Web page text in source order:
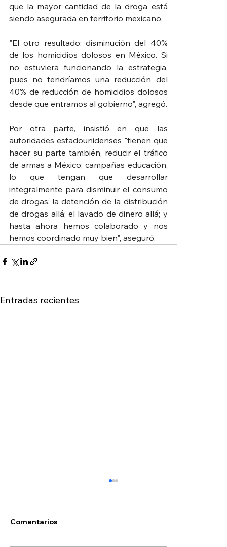
que la mayor cantidad de la droga está
siendo asegurada en territorio mexicano.
"El otro resultado: disminución del 40%
de los homicidios dolosos en México. Si
no estuviera funcionando la estrategia,
pues no tendríamos una reducción del
40% de reducción de homicidios dolosos
desde que entramos al gobierno", agregó.
Por otra parte, insistió en que las
autoridades estadounidenses "tienen que
hacer su parte también, reducir el tráfico
de armas a México; campañas educación,
lo que tengan que desarrollar
integralmente para disminuir el consumo
de drogas; la detención de la distribución
de drogas allá; el lavado de dinero allá; y
hasta ahora hemos colaborado y nos
hemos coordinado muy bien", aseguró.
Entradas recientes
Comentarios